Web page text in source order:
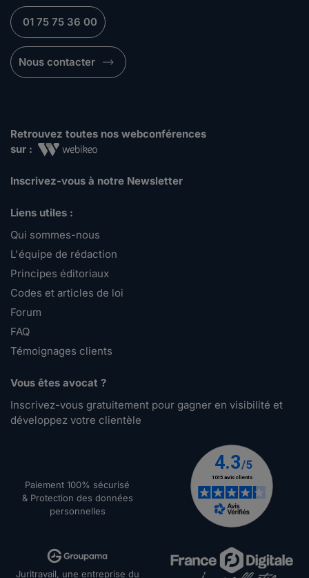
01 75 75 36 00
Nous contacter
Retrouvez toutes nos webconférences
sur :
Inscrivez-vous à notre Newsletter
Liens utiles :
Qui sommes-nous
L'équipe de rédaction
Principes éditoriaux
Codes et articles de loi
Forum
FAQ
Témoignages clients
Vous êtes avocat ?
Inscrivez-vous gratuitement pour gagner en visibilité et
développez votre clientèle
Paiement 100% sécurisé
& Protection des données
personnelles
Juritravail, une entreprise du